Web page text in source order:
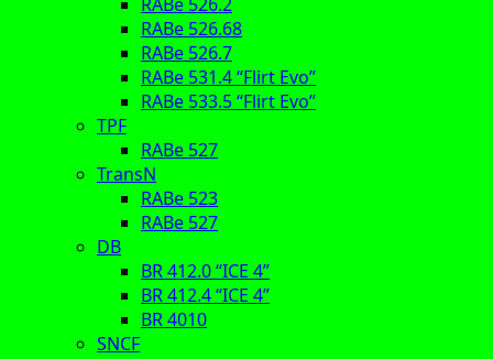
RABe 526.68
RABe 526.7
RABe 531.4 “Flirt Evo”
RABe 533.5 “Flirt Evo”
TPF
RABe 527
TransN
RABe 523
RABe 527
DB
BR 412.0 “ICE 4”
BR 412.4 “ICE 4”
BR 4010
SNCF